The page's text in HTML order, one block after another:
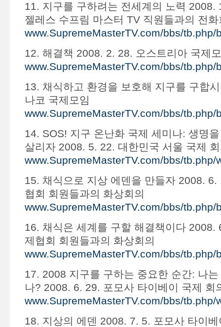
11. 지구를 구하려는 전세계의 노력 2008.
젤레스 수프림 마스터 TV 직원들과의 전화
www.SupremeMasterTV.com/bbs/tb.php/
12. 해결책 2008. 2. 28. 오스트리아 국제
www.SupremeMasterTV.com/bbs/tb.php/
13. 채식하고 환경을 보호해 지구를 구합
나코 국제모임
www.SupremeMasterTV.com/bbs/tb.php/
14. SOS! 지구 온난화 국제 세미나: 생명
살리자 2008. 5. 22. 대한민국 서울 국제
www.SupremeMasterTV.com/bbs/tb.php/
15. 채식으로 지상 에덴을 만들자 2008. 6.
협회 회원들과의 화상회의
www.SupremeMasterTV.com/bbs/tb.php/
16. 채식은 세계를 구할 해결책이다 2008.
제협회 회원들과의 화상회의
www.SupremeMasterTV.com/bbs/tb.php/
17. 2008 지구를 구하는 중요한 순간: 나
나? 2008. 6. 29. 포모사 타이베이 국제 회
www.SupremeMasterTV.com/bbs/tb.php/
18. 지상의 에덴 2008. 7. 5. 포모사 타이